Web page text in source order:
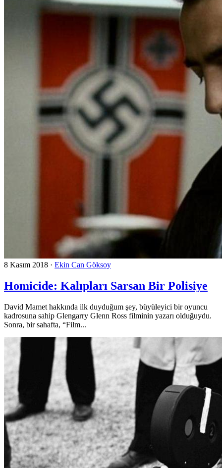
8 Kasım 2018 · Ekin Can Göksoy
Homicide: Kalıpları Sarsan Bir Polisiye
David Mamet hakkında ilk duyduğum şey, büyüleyici bir oyuncu
kadrosuna sahip Glengarry Glenn Ross filminin yazarı olduğuydu.
Sonra, bir sahafta, “Film...